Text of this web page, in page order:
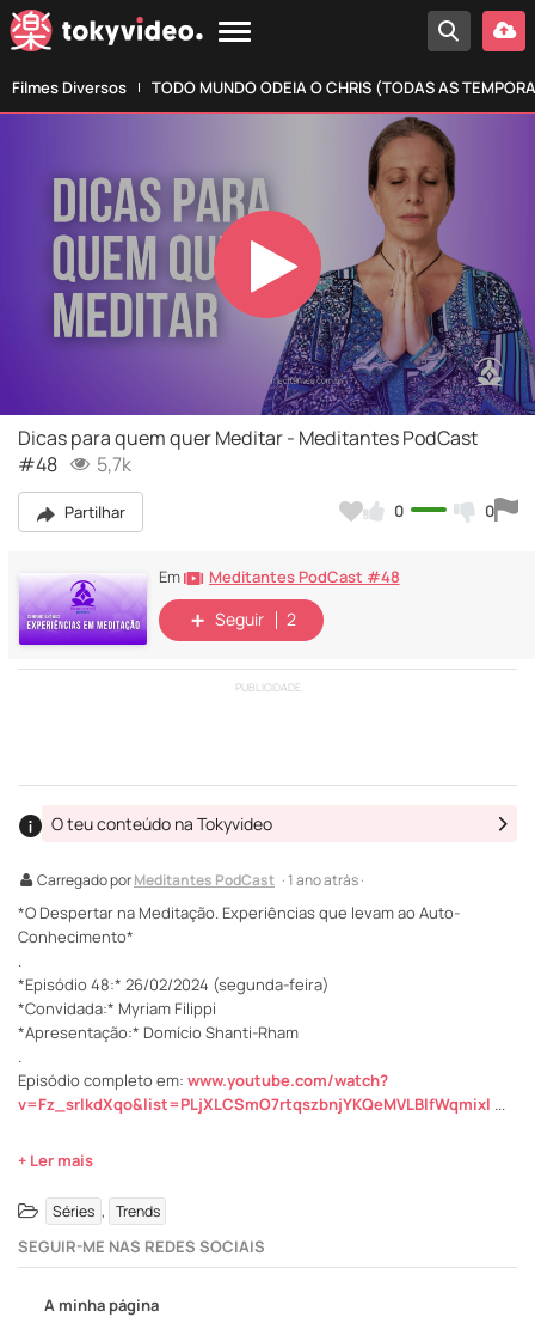
Filmes Diversos TODO MUNDO ODEIA O CHRIS (TODAS AS
Play
Video
Dicas para quem quer Meditar - Meditantes PodCast
#48
5,7k
Partilhar 0 0
Em Meditantes PodCast #48
Seguir 2
PUBLICIDADE
Carregado porMeditantes PodCast · 1 ano atrás ·
O teu conteúdo na Tokyvideo
*O Despertar na Meditação. Experiências que levam ao Auto-
Conhecimento*
.
*Episódio 48:* 26/02/2024 (segunda-feira)
*Convidada:* Myriam Filippi
*Apresentação:* Domício Shanti-Rham
.
Episódio completo em: www.youtube.com/watch?
v=Fz_srlkdXqo&list=PLjXLCSmO7rtqszbnjYKQeMVLBlfWqmixl ...
+ Ler mais
Séries , Trends
SEGUIR-ME NAS REDES SOCIAIS
A minha página